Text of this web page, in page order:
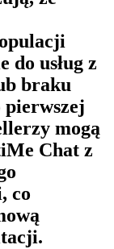
do usług z
braku
pierwszej
mogą
Chat z
co